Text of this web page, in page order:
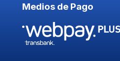
Medios de Pago